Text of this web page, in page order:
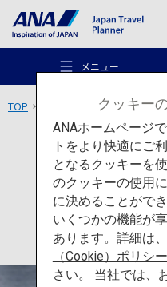
メニュー
おすすめの旅
旅のアイデア
TOP 古川市場
食
古
クッキー
ANAホームページ
トをより快適にご
となるクッキーを
のクッキーの使用
に決めることがで
いくつかの機能が
あります。詳細は、
（Cookie）ポリシ
さい。 当社では、